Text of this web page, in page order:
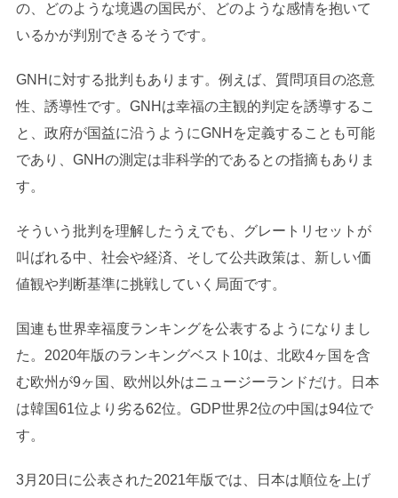
の、どのような境遇の国民が、どのような感情を抱いて
いるかが判別できるそうです。
GNHに対する批判もあります。例えば、質問項目の恣意
性、誘導性です。GNHは幸福の主観的判定を誘導するこ
と、政府が国益に沿うようにGNHを定義することも可能
であり、GNHの測定は非科学的であるとの指摘もありま
す。
そういう批判を理解したうえでも、グレートリセットが
叫ばれる中、社会や経済、そして公共政策は、新しい価
値観や判断基準に挑戦していく局面です。
国連も世界幸福度ランキングを公表するようになりまし
た。2020年版のランキングベスト10は、北欧4ヶ国を含
む欧州が9ヶ国、欧州以外はニュージーランドだけ。日本
は韓国61位より劣る62位。GDP世界2位の中国は94位で
す。
3月20日に公表された2021年版では、日本は順位を上げ